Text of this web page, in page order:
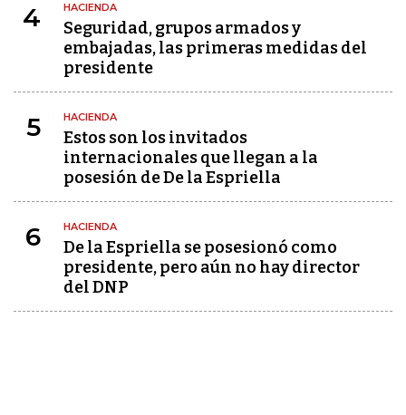
4 HACIENDA
Seguridad, grupos armados y
embajadas, las primeras medidas del
presidente
5 HACIENDA
Estos son los invitados
internacionales que llegan a la
posesión de De la Espriella
6 HACIENDA
De la Espriella se posesionó como
presidente, pero aún no hay director
del DNP